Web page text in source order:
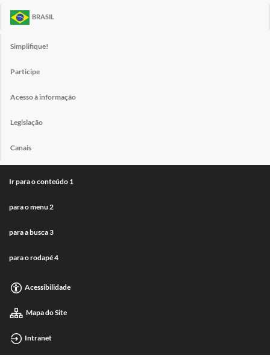
BRASIL
Simplifique!
Participe
Acesso à informação
Legislação
Canais
Ir para o conteúdo 1
para o menu 2
para a busca3
para o rodapé4
Acessibilidade
Mapa do Site
Intranet